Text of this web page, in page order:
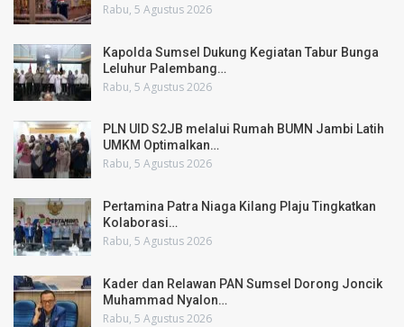
Rabu, 5 Agustus 2026
Kapolda Sumsel Dukung Kegiatan Tabur Bunga
Leluhur Palembang…
Rabu, 5 Agustus 2026
PLN UID S2JB melalui Rumah BUMN Jambi Latih
UMKM Optimalkan…
Rabu, 5 Agustus 2026
Pertamina Patra Niaga Kilang Plaju Tingkatkan
Kolaborasi…
Rabu, 5 Agustus 2026
Kader dan Relawan PAN Sumsel Dorong Joncik
Muhammad Nyalon…
Rabu, 5 Agustus 2026